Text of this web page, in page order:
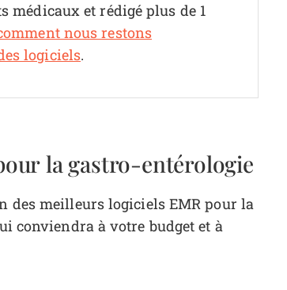
médicaux et rédigé plus de 1
nous restons
logiciels.
la gastro-entérologie
des meilleurs logiciels EMR pour la
conviendra à votre budget et à